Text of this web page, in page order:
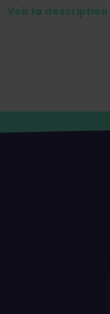
Voir la description